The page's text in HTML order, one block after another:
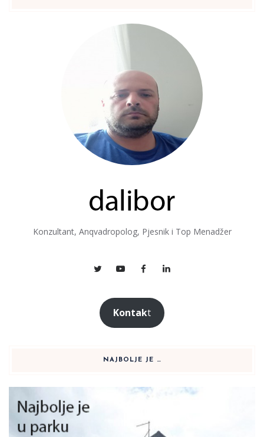
Konzultant, Anqvadropolog, Pjesnik i Top Menadžer
Kontakt
NAJBOLJE JE …